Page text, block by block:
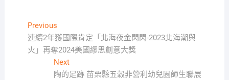
文
章
PreviousPrevious
post:
連續2年獲國際肯定「北海夜金閃閃-2023北海潮與
火」再奪2024美國繆思創意大獎
NextNext
post:
陶的足跡 苗栗縣五榖非營利幼兒園師生聯展